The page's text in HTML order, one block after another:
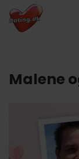
Malene